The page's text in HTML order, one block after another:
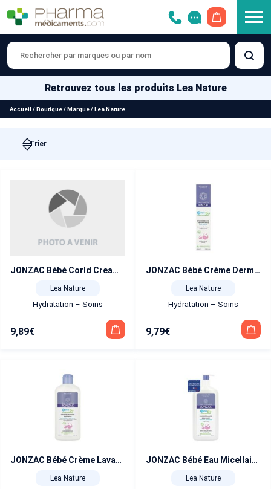
Retrouvez tous les produits Lea Nature
Accueil / Boutique/ Marque/ Lea Nature
JONZAC Bébé Corld Cream Nutri-Douceur 100 ml
Lea Nature
Hydratation – Soins
9,89€
JONZAC Bébé Crème Dermo-Réparatrice 40 ml
Lea Nature
Hydratation – Soins
9,79€
JONZAC Bébé Crème Lavante Surgras 250 ml
Lea Nature
JONZAC Bébé Eau Micellaire Douceur 500 ml
Lea Nature